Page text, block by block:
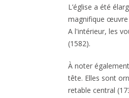
L’église a été
magnifique œuvre
A l'intérieur, les
(1582).
À noter
tête. Elles sont
retable central